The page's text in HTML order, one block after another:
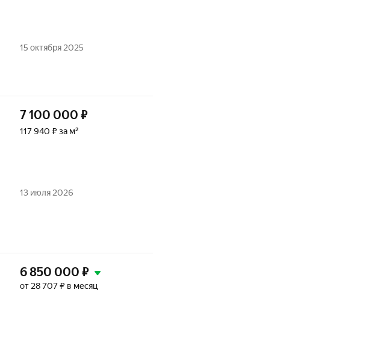
15 октября 2025
7 100 000 ₽
117 940 ₽ за м²
13 июля 2026
6 850 000 ₽
от 28 707 ₽ в месяц